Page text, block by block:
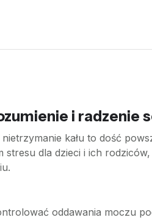
i radzenie
kału to dość
stresu dla dzieci i ich
oddawania moczu